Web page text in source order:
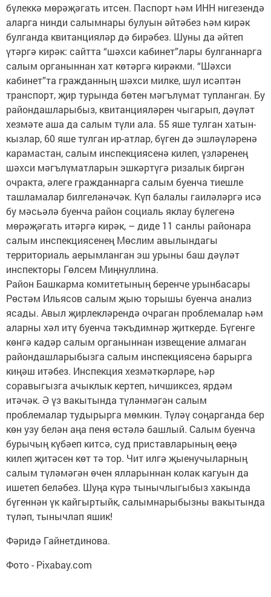
бүлеккә мөрәҗәгать итсен. Паспорт һәм ИНН нигезендә
аларга нинди салымнары булуын әйтәбез һәм кирәк
булганда квитанцияләр дә бирәбез. Шуны да әйтеп
үтәргә кирәк: сайтта “шәхси кабинет”лары булганнарга
салым органыннан хат көтәргә кирәкми. “Шәхси
кабинет”та гражданның шәхси милке, шул исәптән
транспорт, җир турында бөтен мәгълүмат тупланган. Бу
райондашларыбыз, квитанцияләрен чыгарып, дәүләт
хезмәте аша да салым түли ала. 55 яше тулган хатын-
кызлар, 60 яше тулган ир-атлар, бүген дә эшләүләренә
карамастан, салым инспекциясенә килеп, үзләренең
шәхси мәгълүматларын эшкәртүгә ризалык биргән
очракта, әлеге гражданнарга салым буенча тиешле
ташламалар билгеләнәчәк. Күп балалы гаиләләргә исә
бу мәсьәлә буенча район социаль яклау бүлегенә
мөрәҗәгать итәргә кирәк, – диде 11 санлы районара
салым инспекциясенең Мөслим авылындагы
территориаль аерымланган эш урыны баш дәүләт
инспекторы Гөлсем Миңнуллина.
Район Башкарма комитетының беренче урынбасары
Рөстәм Ильясов салым җыю торышы буенча анализ
ясады. Авыл җирлекләрендә очраган проблемалар һәм
аларны хәл итү буенча тәкъдимнәр җиткерде. Бүгенге
көнгә кадәр салым органыннан извещение алмаган
райондашларыбызга салым инспекциясенә барырга
киңәш итәбез. Инспекция хезмәткәрләре, һәр
соравыгызга ачыклык кертеп, һичшиксез, ярдәм
итәчәк. Ә үз вакытында түләнмәгән салым
проблемалар тудырырга мөмкин. Түләү соңарганда бер
көн узу белән аңа пеня өстәлә башлый. Салым буенча
бурычың күбәеп китсә, суд приставларының өеңә
килеп җитәсен көт тә тор. Чит илгә җыенучыларның
салым түләмәгән өчен ялларыннан колак кагуын да
ишетеп беләбез. Шуңа күрә тынычлыгыбыз хакында
бүгеннән үк кайгыртыйк, салымнарыбызны вакытында
түләп, тынычлап яшик!
Фәридә Гайнетдинова.
Фото - Pixabay.com